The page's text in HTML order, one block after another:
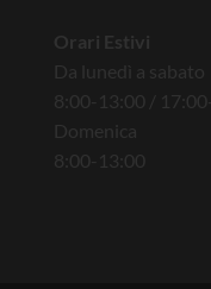
Orari Estivi
Da lunedì a sabato
8:00-13:00 /
Domenica
8:00-13:00